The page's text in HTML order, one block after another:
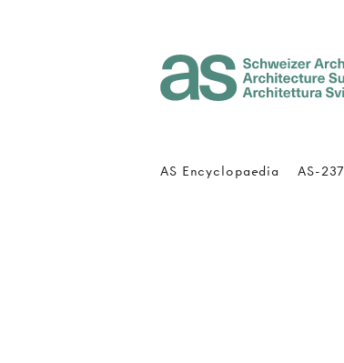
AS Encyclopaedia AS-237